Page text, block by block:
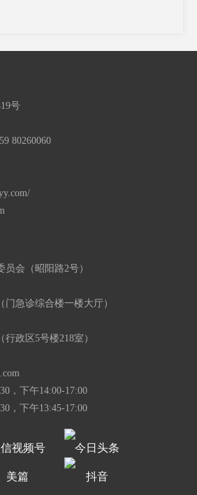
号
80260060
会（昭阳路2号）
急诊综合楼一楼大厅）
政区5号楼218室）
，下午14:00-17:00
，下午13:45-17:00
视频号 今日头条
美篇 抖音